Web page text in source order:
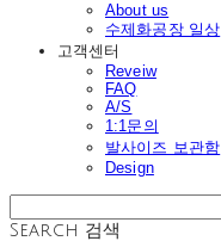
About us
수제화공장 일상
고객센터
Reveiw
FAQ
A/S
1:1문의
발사이즈 보관함
Design
Search 검색